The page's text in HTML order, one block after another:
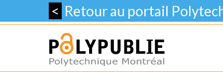
< Retour au portail